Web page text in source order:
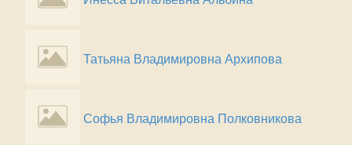
Татьяна Владимировна Архипова
Софья Владимировна Полковникова